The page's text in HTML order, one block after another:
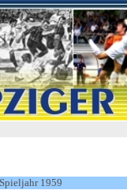
1959